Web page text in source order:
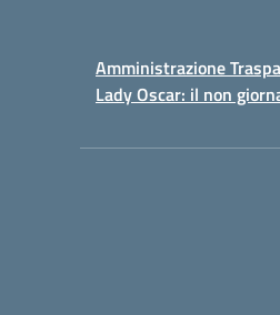
Amministrazione
Lady Oscar: il non